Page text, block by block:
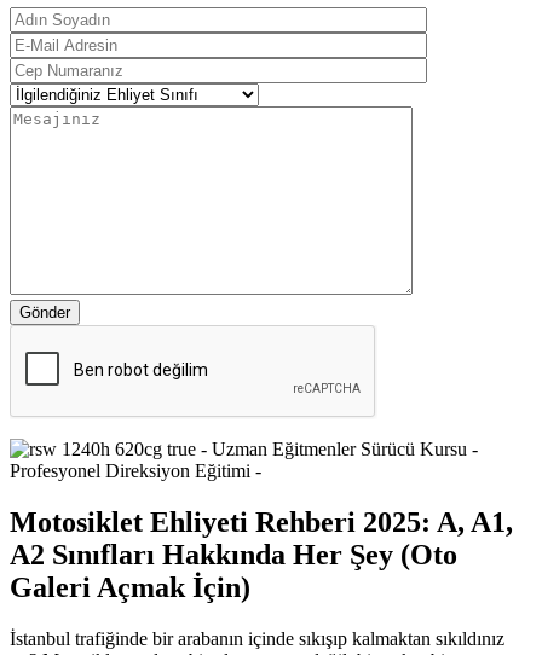
Gönder
Motosiklet Ehliyeti Rehberi 2025: A, A1,
A2 Sınıfları Hakkında Her Şey (Oto
Galeri Açmak İçin)
İstanbul trafiğinde bir arabanın içinde sıkışıp kalmaktan sıkıldınız